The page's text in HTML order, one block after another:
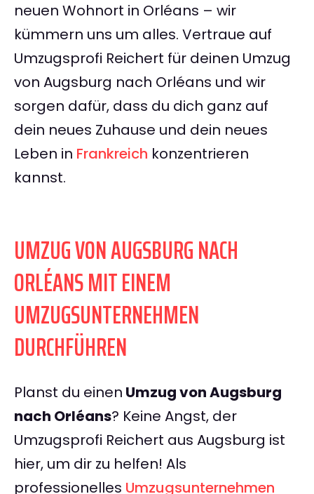
neuen Wohnort in Orléans – wir
kümmern uns um alles. Vertraue auf
Umzugsprofi Reichert für deinen Umzug
von Augsburg nach Orléans und wir
sorgen dafür, dass du dich ganz auf
dein neues Zuhause und dein neues
Leben in Frankreich konzentrieren
kannst.
UMZUG VON AUGSBURG NACH
ORLÉANS MIT EINEM
UMZUGSUNTERNEHMEN
DURCHFÜHREN
Planst du einen Umzug von Augsburg
nach Orléans? Keine Angst, der
Umzugsprofi Reichert aus Augsburg ist
hier, um dir zu helfen! Als
professionelles Umzugsunternehmen